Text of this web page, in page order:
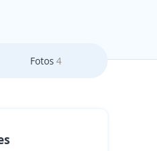
Fotos 4